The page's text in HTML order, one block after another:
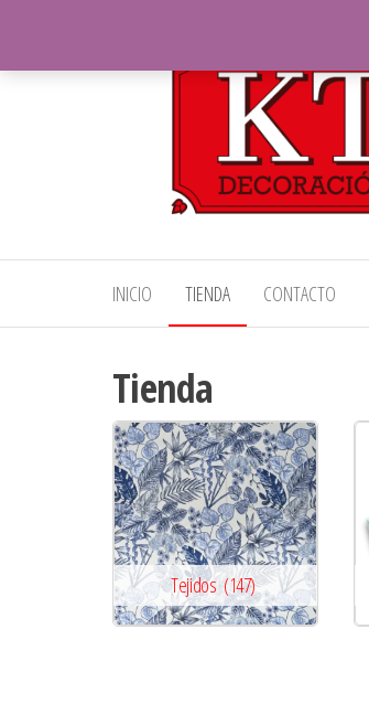
contenido
KT
Decoración
Decoración
y Hostelería
INICIO TIENDA CONTACTO
Tienda
Tejidos(147)